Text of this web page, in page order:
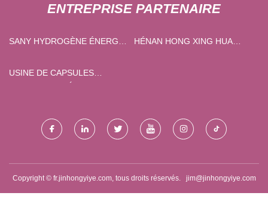
ENTREPRISE PARTENAIRE
SANY HYDROGÈNE ÉNERGIE
HÉNAN HONG XING HUA
USINE DE CAPSULES
Copyright © fr.jinhongyiye.com, tous droits réservés. jim@jinhongyiye.com